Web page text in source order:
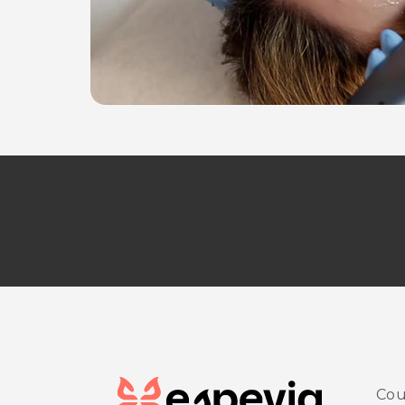
Dal Lunedì al Venerdì: 9.00 - 12.00 / 14.00 -
CENTRO MEDICO ESTETICO DR. SALEMI -
Tel. 3291673555 (Studio dentistico)
aposta@espevia.it.